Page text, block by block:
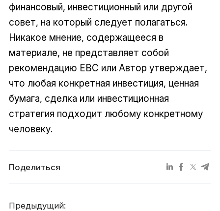
финансовый, инвестиционный или другой
совет, на который следует полагаться.
Никакое мнение, содержащееся в
материале, не представляет собой
рекомендацию EBC или Автор утверждает,
что любая конкретная инвестиция, ценная
бумага, сделка или инвестиционная
стратегия подходит любому конкретному
человеку.
Поделиться
Предыдущий: